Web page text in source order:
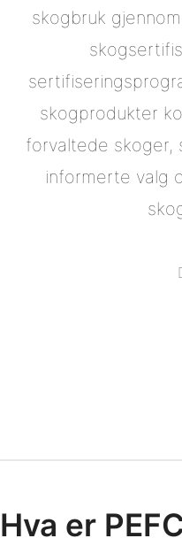
skogbruk
skogprodukter
forvaltede skoger,
informerte valg
Hva er